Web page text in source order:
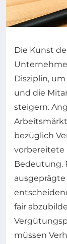
Die Kunst
Disziplin,
und die
steigern.
bezüglich
vorbereitete
Bedeutung.
fair
müssen